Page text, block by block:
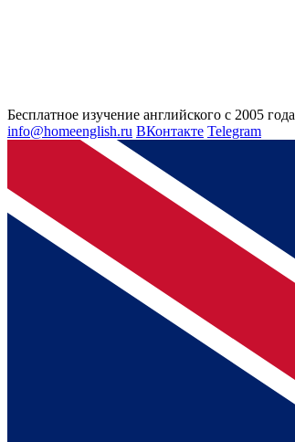
Бесплатное изучение английского с 2005 года
info@homeenglish.ru ВКонтакте Telegram